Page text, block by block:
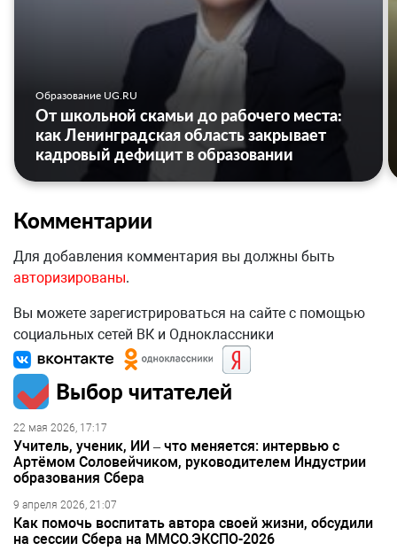
Образование UG.RU
От школьной скамьи до рабочего места:
как Ленинградская область закрывает
кадровый дефицит в образовании
Комментарии
Для добавления комментария вы должны быть
авторизированы.
Вы можете зарегистрироваться на сайте с помощью
социальных сетей ВК и Одноклассники
Выбор читателей
22 мая 2026, 17:17
Учитель, ученик, ИИ – что меняется: интервью с
Артёмом Соловейчиком, руководителем Индустрии
образования Сбера
9 апреля 2026, 21:07
Как помочь воспитать автора своей жизни, обсудили
на сессии Сбера на ММСО.ЭКСПО-2026